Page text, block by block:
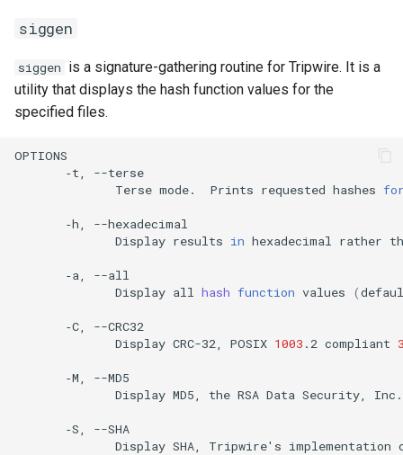
siggen
siggen is a signature-gathering routine for Tripwire. It is a
utility that displays the hash function values for the
specified files.
‐t,
Terse mode. Prints requested hashes
‐h,
Display results in hexadecimal rather
‐a,
Display all hash function values (
‐C,
Display CRC-32, POSIX 1003 .2 compliant
‐M,
Display MD5, the RSA Data Security, Inc.
‐S,
Display SHA, Tripwire' s implementation